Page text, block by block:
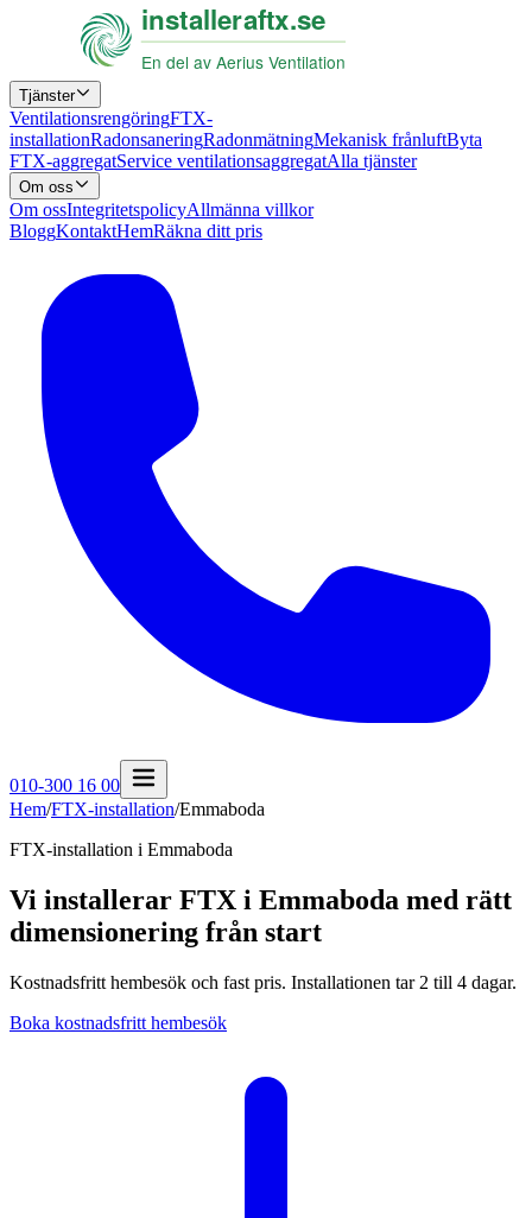
Tjänster
VentilationsrengöringFTX-
installationRadonsaneringRadonmätningMekanisk frånluftByta
FTX-aggregatService ventilationsaggregatAlla tjänster
Om oss
Om ossIntegritetspolicyAllmänna villkor
BloggKontaktHemRäkna ditt pris
010-300 16 00
Hem/FTX-installation/Emmaboda
FTX-installation i Emmaboda
Vi installerar FTX i Emmaboda med rätt
dimensionering från start
Kostnadsfritt hembesök och fast pris. Installationen tar 2 till 4 dagar.
Boka kostnadsfritt hembesök